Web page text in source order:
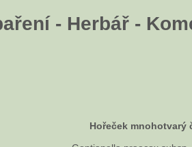
- Herbář -
Hořeček mnohotvarý